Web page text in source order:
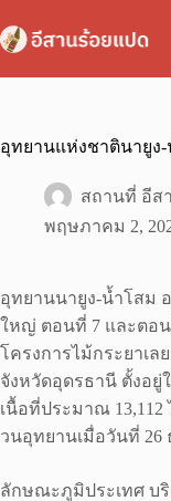
to
content
อุทยานแห่งชาตินายูง-
สถานที่ อีส
พฤษภาคม 2,
อุทยานนายูง-น้ำโสม
ใหญ่ ตอนที่ 7 และตอน
โครงการไม้กระยาเล
จังหวัดอุดรธานี ตั้งอยู่
เนื้อที่ประมาณ 13,112
วนอุทยานเมื่อวันที่ 26
ลักษณะภูมิประเทศ บ